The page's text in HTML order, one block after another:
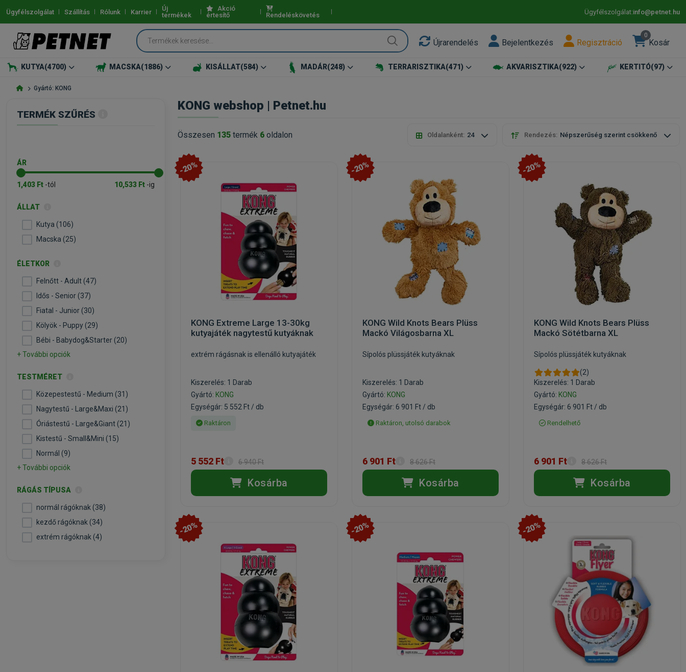
Ügyfélszolgálat Szállítás Rólunk Karrier
Új
termékek
Akció
értesítő
Rendeléskövetés Ügyfélszolgálat:info@petnet.hu
Újrarendelés Bejelentkezés Regisztráció
0
Kosár
KUTYA(4700) MACSKA(1886) KISÁLLAT(584) MADÁR(248) TERRARISZTIKA(471) AKVARISZTIKA(922) KERTITÓ(97)
Gyártó: KONG
KONG webshop | Petnet.hu
Összesen 135 termék 6 oldalon Oldalanként: 24 Rendezés: Népszerűség szerint csökkenő
-20%
KONG Extreme Large 13-30kg
kutyajáték nagytestű kutyáknak
extrém rágásnak is ellenálló kutyajáték
Kiszerelés: 1 Darab
Gyártó: KONG
Egységár: 5 552 Ft / db
Raktáron
5 552 Ft 6 940 Ft
Kosárba
-20%
KONG Wild Knots Bears Plüss
Mackó Világosbarna XL
Sípolós plüssjáték kutyáknak
Kiszerelés: 1 Darab
Gyártó: KONG
Egységár: 6 901 Ft / db
Raktáron, utolsó darabok
6 901 Ft 8 626 Ft
Kosárba
-20%
KONG Wild Knots Bears Plüss
Mackó Sötétbarna XL
Sípolós plüssjáték kutyáknak
(2)
Kiszerelés: 1 Darab
Gyártó: KONG
Egységár: 6 901 Ft / db
Rendelhető
6 901 Ft 8 626 Ft
Kosárba
-20% -20% -20%
TERMÉK SZŰRÉS
ÁR
1,403 Ft -tól 10,533 Ft -ig
ÁLLAT
Kutya (106)
Macska (25)
ÉLETKOR
Felnőtt - Adult (47)
Idős - Senior (37)
Fiatal - Junior (30)
Kölyök - Puppy (29)
Bébi - Babydog&Starter (20)
+ További opciók
TESTMÉRET
Közepestestű - Medium (31)
Nagytestű - Large&Maxi (21)
Óriástestű - Large&Giant (21)
Kistestű - Small&Mini (15)
Normál (9)
+ További opciók
RÁGÁS TÍPUSA
normál rágóknak (38)
kezdő rágóknak (34)
extrém rágóknak (4)